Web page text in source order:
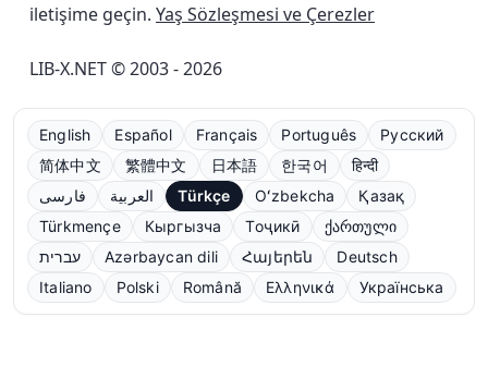
iletişime geçin. Yaş Sözleşmesi ve Çerezler
LIB-X.NET © 2003 - 2026
English Español Français Português
Русский
简体中文
繁體中文 日本語 한국어
हिन्दी
فارسی
العربية Türkçe Oʻzbekcha
Қазақ
Türkmençe
Кыргызча Тоҷикӣ
ქართული
עברית
Azərbaycan dili Հայերեն
Deutsch
Italiano
Polski Română Ελληνικά Українська